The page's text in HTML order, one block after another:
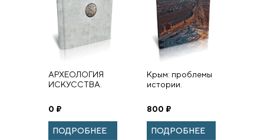
АРХЕОЛОГИЯ
ИСКУССТВА.
и материалов
памяти Ольги
Владимировны
Лелековой (1932–
0 ₽
ПОДРОБНЕЕ
Крым: проблемы
истории.
800 ₽
ПОДРОБНЕЕ